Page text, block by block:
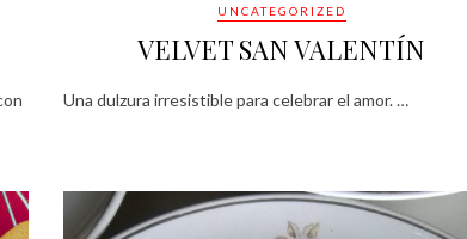
UNCATEGORIZED
VELVET SAN VALENTÍN
Una dulzura irresistible para celebrar el amor. …